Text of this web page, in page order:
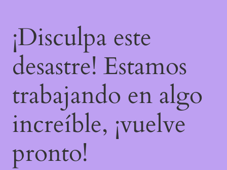
¡Disculpa este
desastre! Estamos
trabajando en algo
increíble, ¡vuelve
pronto!